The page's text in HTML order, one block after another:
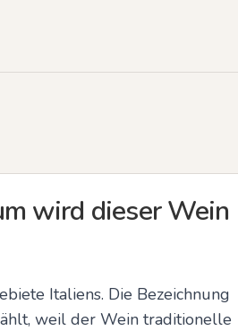
wird dieser Wein
Italiens. Die Bezeichnung
weil der Wein traditionelle